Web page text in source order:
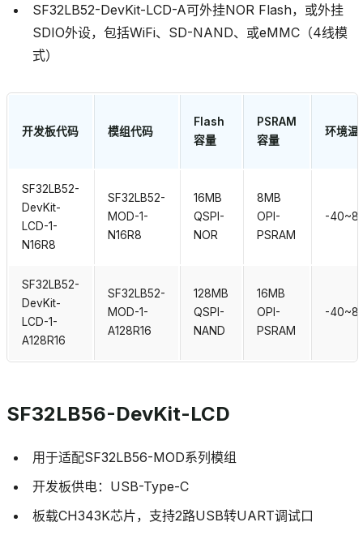
SF32LB52-DevKit-LCD-A可外挂NOR Flash，或外挂
SDIO外设，包括WiFi、SD-NAND、或eMMC（4线模
式）
开发板代码 模组代码
Flash
容量
PSRAM
容量
环境温
SF32LB52-
DevKit-
LCD-1-
N16R8
SF32LB52-
MOD-1-
N16R8
16MB
QSPI-
NOR
8MB
OPI-
PSRAM
-
SF32LB52-
DevKit-
LCD-1-
A128R16
SF32LB52-
MOD-1-
A128R16
128MB
QSPI-
NAND
16MB
OPI-
PSRAM
-
SF32LB56-DevKit-LCD
用于适配SF32LB56-MOD系列模组
开发板供电：USB-Type-C
板载CH343K芯片，支持2路USB转UART调试口